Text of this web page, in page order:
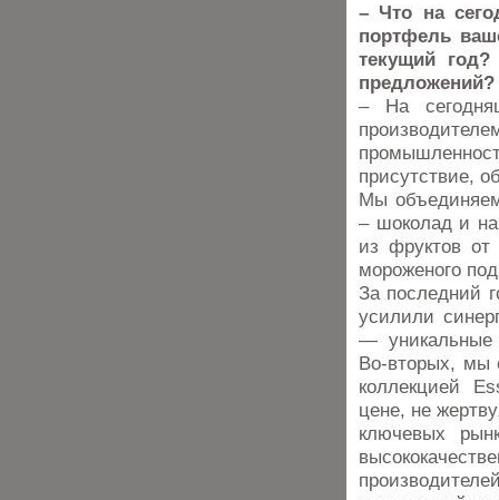
– Что на
портфель
текущий
предложений?
– На
присутствие,
Мы
– шоколад и
из фруктов
мороженого
За последний
усилили
— уникальные
Во-вторых, мы
коллекцией
цене, не
ключевых